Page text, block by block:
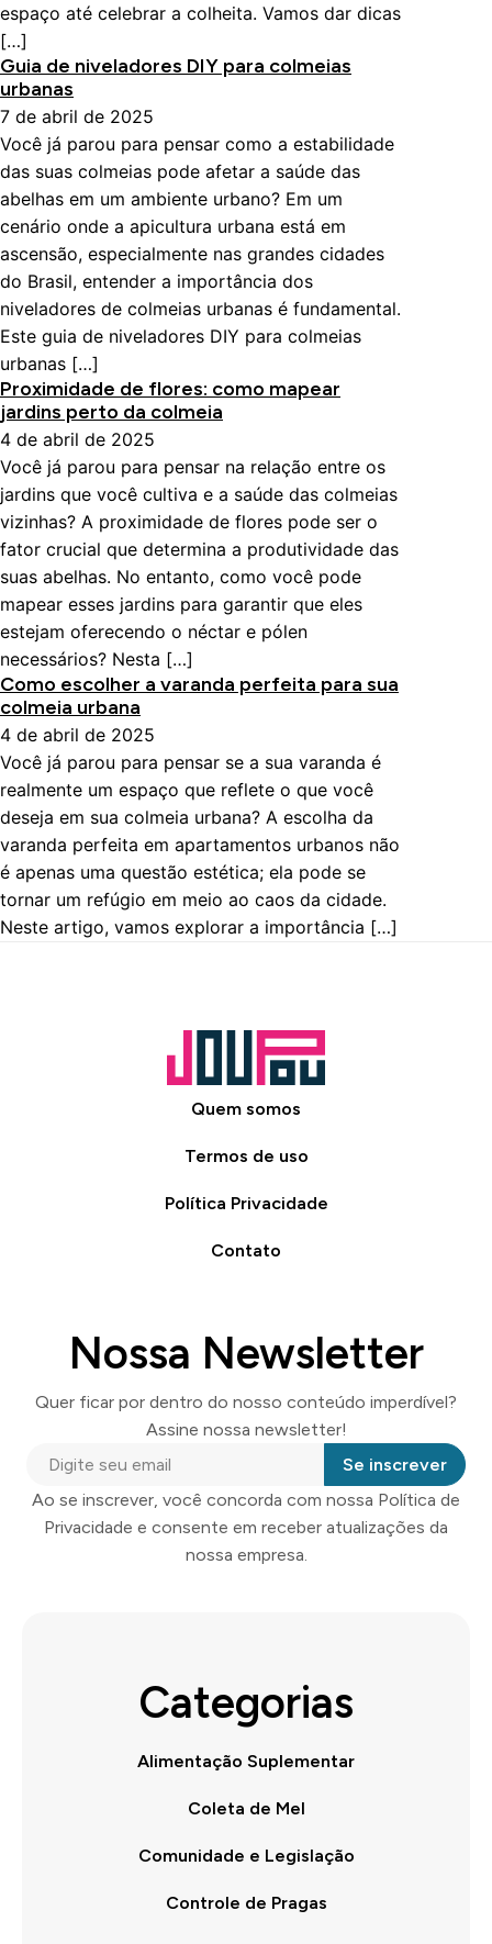
espaço até celebrar a colheita. Vamos dar dicas
[…]
Guia de niveladores DIY para colmeias
urbanas
7 de abril de 2025
Você já parou para pensar como a estabilidade
das suas colmeias pode afetar a saúde das
abelhas em um ambiente urbano? Em um
cenário onde a apicultura urbana está em
ascensão, especialmente nas grandes cidades
do Brasil, entender a importância dos
niveladores de colmeias urbanas é fundamental.
Este guia de niveladores DIY para colmeias
urbanas […]
Proximidade de flores: como mapear
jardins perto da colmeia
4 de abril de 2025
Você já parou para pensar na relação entre os
jardins que você cultiva e a saúde das colmeias
vizinhas? A proximidade de flores pode ser o
fator crucial que determina a produtividade das
suas abelhas. No entanto, como você pode
mapear esses jardins para garantir que eles
estejam oferecendo o néctar e pólen
necessários? Nesta […]
Como escolher a varanda perfeita para sua
colmeia urbana
4 de abril de 2025
Você já parou para pensar se a sua varanda é
realmente um espaço que reflete o que você
deseja em sua colmeia urbana? A escolha da
varanda perfeita em apartamentos urbanos não
é apenas uma questão estética; ela pode se
tornar um refúgio em meio ao caos da cidade.
Neste artigo, vamos explorar a importância […]
Quem somos
Termos de uso
Política Privacidade
Contato
Nossa Newsletter
Quer ficar por dentro do nosso conteúdo imperdível?
Assine nossa newsletter!
Se inscrever
Ao se inscrever, você concorda com nossa Política de
Privacidade e consente em receber atualizações da
nossa empresa.
Categorias
Alimentação Suplementar
Coleta de Mel
Comunidade e Legislação
Controle de Pragas